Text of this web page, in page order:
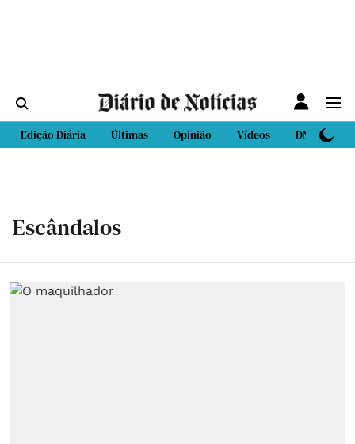
Edição Diária Últimas Opinião Vídeos DN Sport
Escândalos